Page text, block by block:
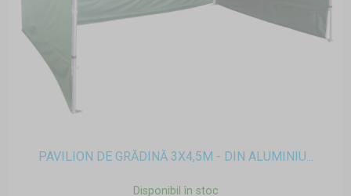
PAVILION DE GRĂDINĂ 3X4,5M - DIN ALUMINIU...
Disponibil în stoc